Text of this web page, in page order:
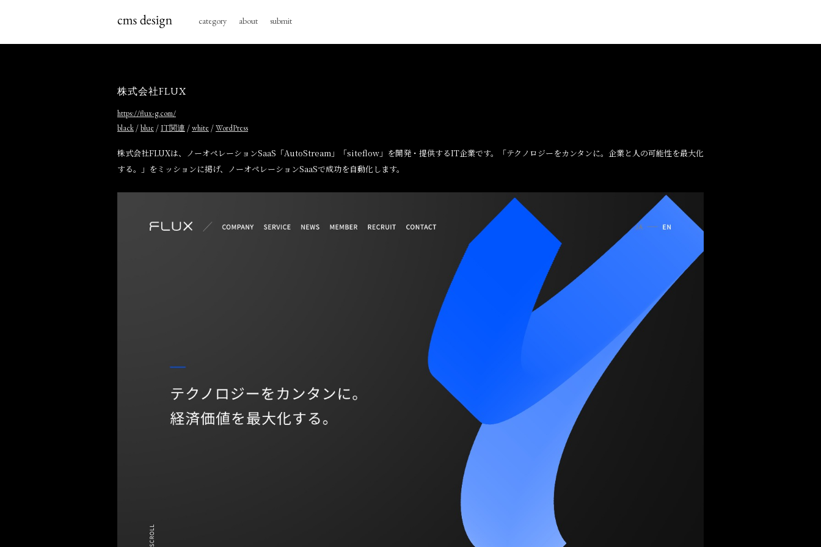
category about submit
株式会社FLUX
https://flux-g.com/
black /blue /IT関連 /white /WordPress
株式会社FLUXは、ノーオペレーションSaaS「AutoStream」「siteflow」を開発・提供するIT企業です。「テクノロジーをカンタンに。企業と人の可能性を最大化
する。」をミッションに掲げ、ノーオペレーションSaaSで成功を自動化します。